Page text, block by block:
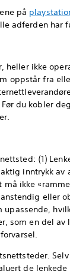
på
adferden har
ikke
oppstår fra
du kobler
(1)
inntrykk
ikke
eller
som en del
de